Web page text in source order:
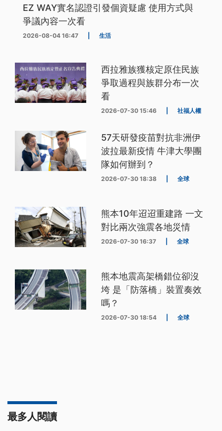
EZ WAY實名認證引發個資疑慮 使用方式與
爭議內容一次看
2026-08-04 16:47 生活
西拉雅族獲核定原住民族
爭取過程與族群分布一次
看
2026-07-30 15:46 社福人權
57天研發疫苗對抗非洲伊
波拉最新疫情 牛津大學團
隊如何辦到？
2026-07-30 18:38 全球
熊本10年迢迢重建路 一文
對比兩次強震各地災情
2026-07-30 16:37 全球
熊本地震高架橋錯位卻沒
垮 是「防落橋」裝置奏效
嗎？
2026-07-30 18:54 全球
最多人閱讀